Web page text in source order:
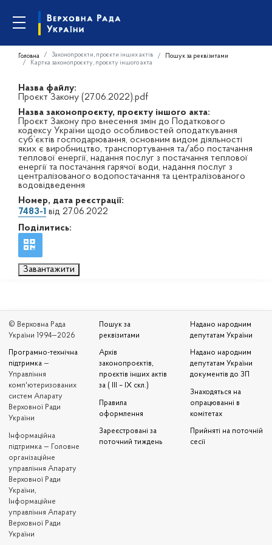
Головна Законопроєкти, проєкти інших актів
Пошук за реквізитами
Картка законопроєкту, проєкту іншого акта
Назва файлу:
Проєкт Закону (27.06.2022).pdf
Назва законопроєкту, проєкту іншого акта:
Проєкт Закону про внесення змін до Податкового
кодексу України щодо особливостей оподаткування
суб’єктів господарювання, основним видом діяльності
яких є виробництво, транспортування та/або постачання
теплової енергії, надання послуг з постачання теплової
енергії та постачання гарячої води, надання послуг з
централізованого водопостачання та централізованого
водовідведення
Номер, дата реєстрації:
7483-1 від 27.06.2022
Поділитись:
Завантажити
© Верховна Рада
України 1994—2026
Програмно-технічна
підтримка —
Управління
комп'ютеризованих
систем Апарату
Верховної Ради
України
Iнформаційна
підтримка — Головне
організаційне
управління Апарату
Верховної Ради
України,
Інформаційне
управління Апарату
Верховної Ради
України
Пошук за
реквізитами
Архів
законопроєктів,
проєктів інших актів
за ( III – IX скл.)
Правила
оформлення
Зареєстровані за
поточний тиждень
Надано народним
депутатам України
Надано народним
депутатам України
документів до ЗП
Знаходяться на
опрацюванні в
комітетах
Прийняті на поточній
сесії